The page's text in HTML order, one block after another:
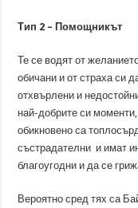
Тип 2 – Помощникът
Те се водят от
обичани и от страха си
отхвърлени и
най-добрите си моменти,
обикновено са
състрадателни и имат
благоугодни и да се
Вероятно сред тях са